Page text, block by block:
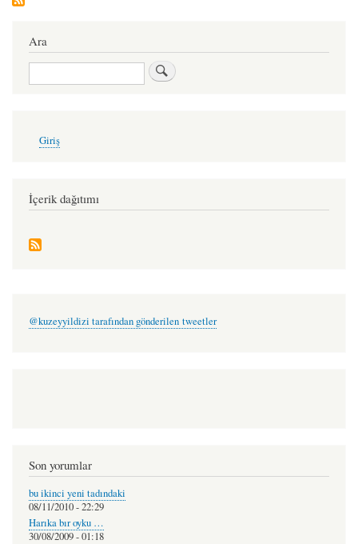
Ara
Ara
account
Giriş
İçerik dağıtımı
@kuzeyyildizi tarafından gönderilen tweetler
Son yorumlar
bu ikinci yeni tadındaki
08/11/2010 - 22:29
Harıka bır oyku …
30/08/2009 - 01:18